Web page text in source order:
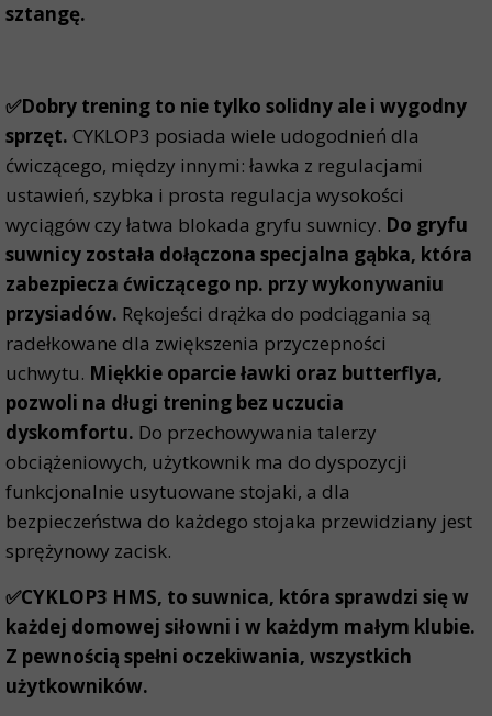
sztangę.
✅Dobry trening to nie tylko solidny ale i wygodny
sprzęt. CYKLOP3 posiada wiele udogodnień dla
ćwiczącego, między innymi: ławka z regulacjami
ustawień, szybka i prosta regulacja wysokości
wyciągów czy łatwa blokada gryfu suwnicy. Do gryfu
suwnicy została dołączona specjalna gąbka, która
zabezpiecza ćwiczącego np. przy wykonywaniu
przysiadów. Rękojeści drążka do podciągania są
radełkowane dla zwiększenia przyczepności
uchwytu. Miękkie oparcie ławki oraz butterflya,
pozwoli na długi trening bez uczucia
dyskomfortu. Do przechowywania talerzy
obciążeniowych, użytkownik ma do dyspozycji
funkcjonalnie usytuowane stojaki, a dla
bezpieczeństwa do każdego stojaka przewidziany jest
sprężynowy zacisk.
✅CYKLOP3 HMS, to suwnica, która sprawdzi się w
każdej domowej siłowni i w każdym małym klubie.
Z pewnością spełni oczekiwania, wszystkich
użytkowników.